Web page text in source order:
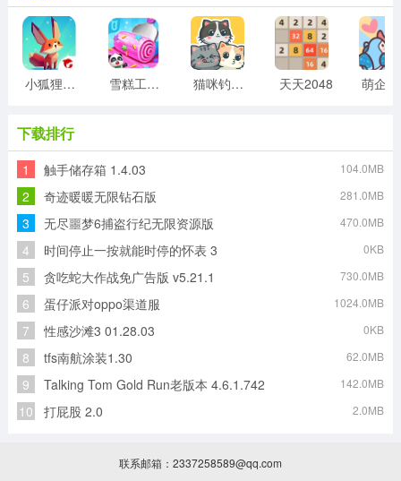
小狐狸游戏 雪糕工厂游戏 猫咪钓鱼物语游戏 天天2048
下载排行
1 触手储存箱 1.4.03 104.0MB
2 奇迹暖暖无限钻石版 281.0MB
3 无尽噩梦6捕盗行纪无限资源版 470.0MB
4 时间停止一按就能时停的怀表 3 0KB
5 贪吃蛇大作战免广告版 v5.21.1 730.0MB
6 蛋仔派对oppo渠道服 1024.0MB
7 性感沙滩3 01.28.03 0KB
8 tfs南航涂装1.30 62.0MB
9 Talking Tom Gold Run老版本 4.6.1.742 142.0MB
10 打屁股 2.0 2.0MB
联系邮箱：2337258589@qq.com